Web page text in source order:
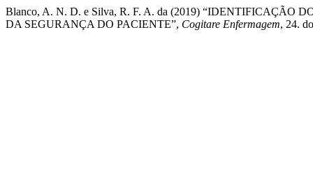
Blanco, A. N. D. e Silva, R. F. A. da (2019) “IDENTIFICAÇÃO
DA SEGURANÇA DO PACIENTE”, Cogitare Enfermagem, 24.